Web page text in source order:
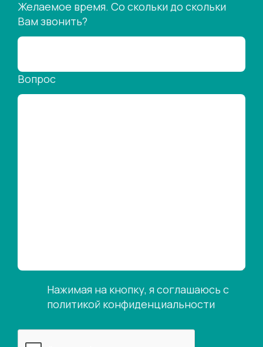
Желаемое время. Со скольки до скольки
Вам звонить?
Вопрос
Нажимая на кнопку, я соглашаюсь с
политикой конфиденциальности